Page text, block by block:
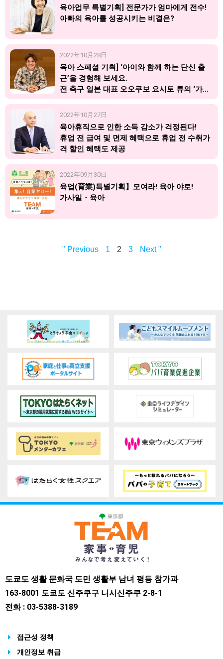
육아업무 특별기획] 전문가가 엄마에게 전수!
아빠의 육아를 성공시키는 비결은?
2022年10月28日
육아 스페셜 기획] ‘아이와 함께 하는 단신 출
근’을 경험해 보세요.
전 축구 일본 대표 오오쿠보 요시토 류의 ‘가사
와 육아’
2022年10月27日
육아휴직으로 인한 소득 감소가 걱정된다!
휴업 전 급여 및 면제 혜택으로 휴업 전 수취가
격 할인 혜택도 제공
2022年09月30日
육업(育業)특별기획】모여라! 육아 야로!
가사일・육아
" Previous 1 2 3 Next "
도쿄도 생활 문화국 도민 생활부 남녀 평등 참가과
163-8001 도쿄도 신주쿠구 니시신주쿠 2-8-1
전화 : 03-5388-3189
접근성 정책
개인정보 취급